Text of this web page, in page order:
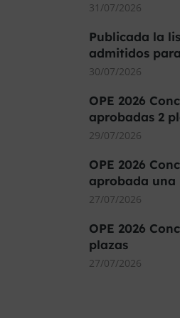
31/07/2026
Publicada la
admitidos
30/07/2026
OPE 2026
aprobadas 2
29/07/2026
OPE 2026
aprobada una
27/07/2026
OPE 2026
plazas
27/07/2026